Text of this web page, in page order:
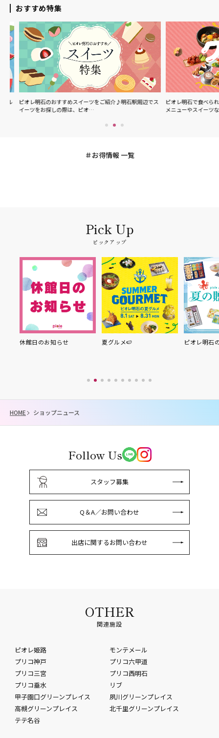
おすすめ特集
ピオレ明石のおすすめスイーツをご紹介♪明石駅周辺でス
イーツをお探しの際は、ピオ…
ピオレ明石で食べられる
メニューやスイーツな
お得情報 一覧
ピックアップ
休館日のお知らせ 夏グルメ🍉 ピオレ明石
HOME ショップニュース
Follow Us
スタッフ募集
Q＆A／お問い合わせ
出店に関するお問い合わせ
OTHER
関連施設
ピオレ姫路
モンテメール
プリコ神戸
プリコ六甲道
プリコ三宮
プリコ西明石
プリコ垂水
リブ
甲子園口グリーンプレイス
夙川グリーンプレイス
高槻グリーンプレイス
北千里グリーンプレイス
テテ名谷